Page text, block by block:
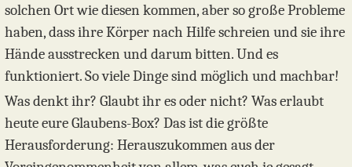
solchen Ort wie diesen kommen, aber so große Probleme
haben, dass ihre Körper nach Hilfe schreien und sie ihre
Hände ausstrecken und darum bitten. Und es
funktioniert. So viele Dinge sind möglich und machbar!
Was denkt ihr? Glaubt ihr es oder nicht? Was erlaubt
heute eure Glaubens-Box? Das ist die größte
Herausforderung: Herauszukommen aus der